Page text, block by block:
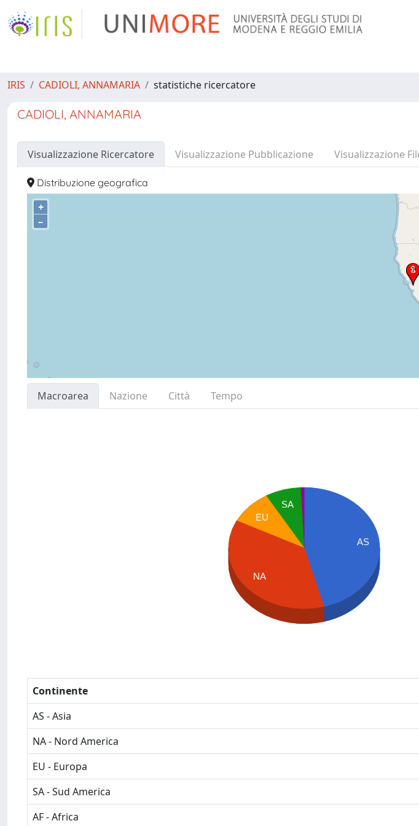
IRIS CADIOLI, ANNAMARIA statistiche ricercatore
CADIOLI, ANNAMARIA
Visualizzazione Ricercatore Visualizzazione Pubblicazione Visualizzazione
Distribuzione geografica
+
–
Macroarea Nazione Città
Tempo
AS
SA
EU
NA
Continente
AS - Asia
NA - Nord America
EU - Europa
SA - Sud America
AF - Africa